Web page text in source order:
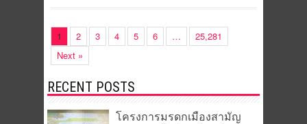
1 2 3 4 5 6 …
25,281
Next »
RECENT POSTS
โครงการมรดกเมืองสามัญ